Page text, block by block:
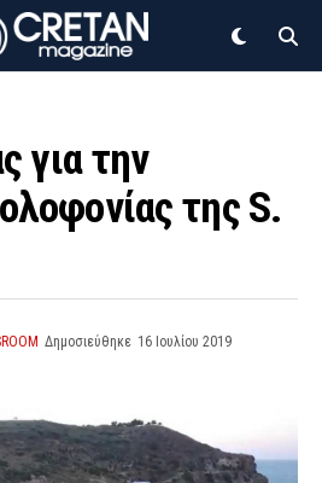
για την
της S.
Δημοσιεύθηκε 16 Ιουλίου 2019